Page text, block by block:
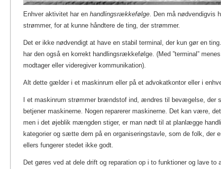
Enhver aktivitet har en handlingsrækkefølge. Den må nødvendigvis
strømmer, for at kunne håndtere de ting, der strømmer.
Det er ikke nødvendigt at have en stabil terminal, der kun gør en
har den også en korrekt handlingsrækkefølge. (Med ”terminal”
modtager eller videregiver kommunikation).
Alt dette gælder i et maskinrum eller på et advokatkontor eller i
I et maskinrum strømmer brændstof ind, ændres til bevægelse, der
betjener maskinerne. Nogen reparerer maskinerne. Det kan være,
men i det øjeblik mængden stiger, er man nødt til at planlægge
kategorier og sætte dem på en organiseringstavle, som de folk, der
ellers fungerer stedet ikke godt.
Det gøres ved at dele drift og reparation op i to funktioner og lave to